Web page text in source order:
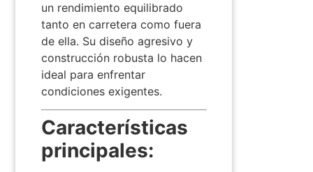
un rendimiento equilibrado
tanto en carretera como fuera
de ella. Su diseño agresivo y
construcción robusta lo hacen
ideal para enfrentar
condiciones exigentes.​
Características
principales: